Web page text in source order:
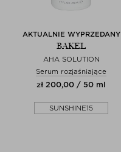
AKTUALNIE WYPRZEDANY
BAKEL
AHA SOLUTION
Serum rozjaśniające
zł 200,00 / 50 ml
SUNSHINE15